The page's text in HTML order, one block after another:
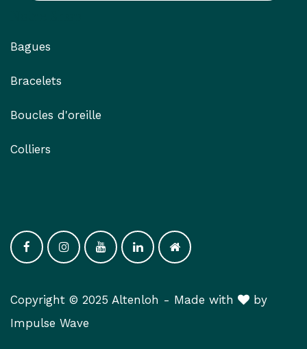
Bagues
Bracelets
Boucles d'oreille
Colliers
Copyright © 2025 Altenloh - Made with
​ by
Impulse Wav​e